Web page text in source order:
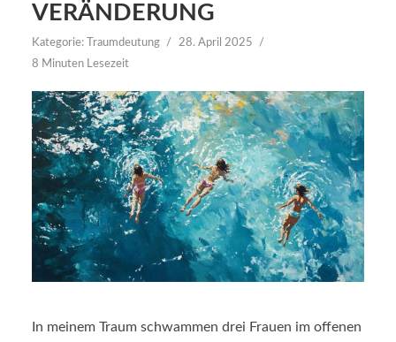
VERÄNDERUNG
Kategorie: Traumdeutung
28. April 2025
8 Minuten Lesezeit
In meinem Traum schwammen drei Frauen im offenen